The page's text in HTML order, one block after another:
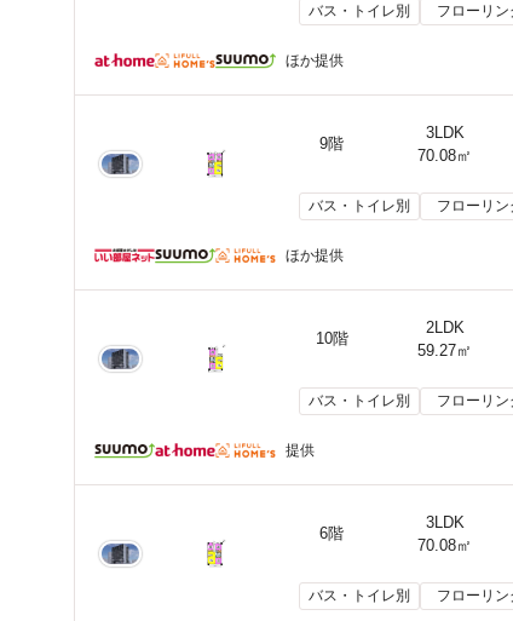
バス・トイレ別 フローリン
ほか提供
9階
3LDK
70.08㎡
バス・トイレ別 フローリン
ほか提供
10階
2LDK
59.27㎡
バス・トイレ別 フローリン
提供
6階
3LDK
70.08㎡
バス・トイレ別 フローリン